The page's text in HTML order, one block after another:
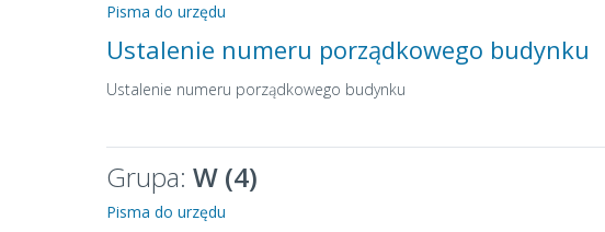
Pisma do urzędu
Ustalenie numeru porządkowego budynku
Ustalenie numeru porządkowego budynku
Grupa: W (4)
Pisma do urzędu